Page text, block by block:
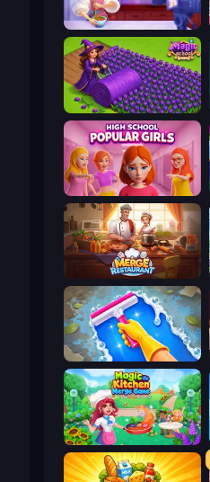
Cooking Live
Magic School
Merge Restaurant
Hotel Rush: Merge Story
Magic Kitchen: Merge Game